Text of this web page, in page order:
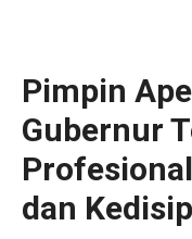
Pimpin
Gubernur
dan